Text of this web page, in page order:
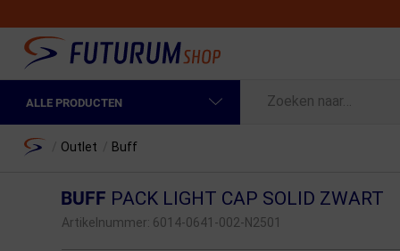
ALLE PRODUCTEN
Fietskleding Heren
Fietsonderdelen
Home Outlet Buff
BUFF PACK LIGHT CAP SOLID ZWART
Artikelnummer: 6014-0641-002-N2501